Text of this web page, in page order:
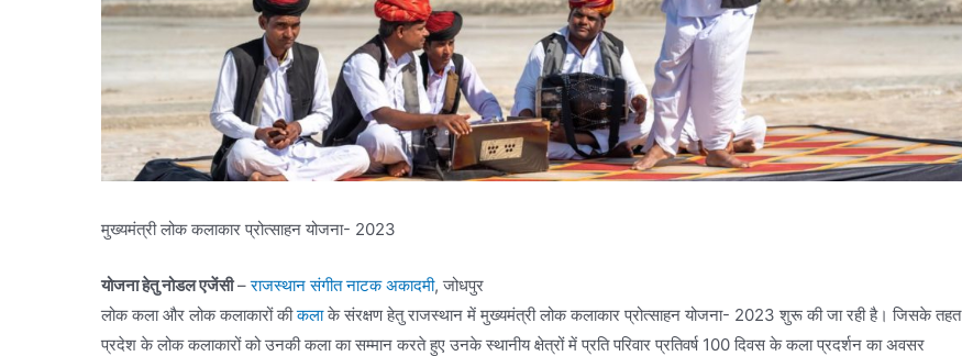
मुख्यमंत्री लोक कलाकार प्रोत्साहन योजना- 2023
योजना हेतु नोडल एजेंसी–राजस्थान संगीत नाटक अकादमी, जोधपुर
लोक कला और लोक कलाकारों कीकलाके संरक्षण हेतु राजस्थान में मुख्यमंत्री लोक कलाकार प्रोत्साहन योजना- 2023 शुरू की जा रही है। जिसके तहत
प्रदेश के लोक कलाकारों को उनकी कला का सम्मान करते हुए उनके स्थानीय क्षेत्रों में प्रति परिवार प्रतिवर्ष 100 दिवस के कला प्रदर्शन का अवसर